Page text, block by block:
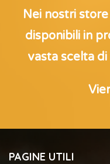
Nei nostri
disponibili in
vasta scelta
PAGINE UTILI